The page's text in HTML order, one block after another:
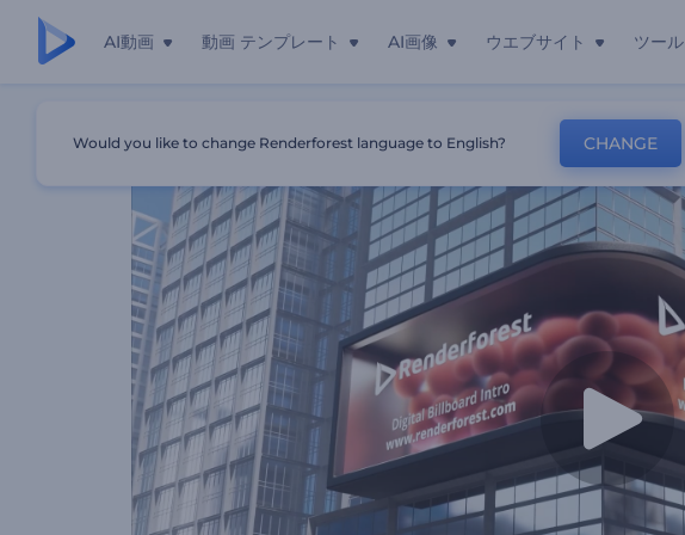
AI動画 動画 テンプレート AI画像 ウエブサイト ツール
Would you like to change Renderforest language to English? CHANGE